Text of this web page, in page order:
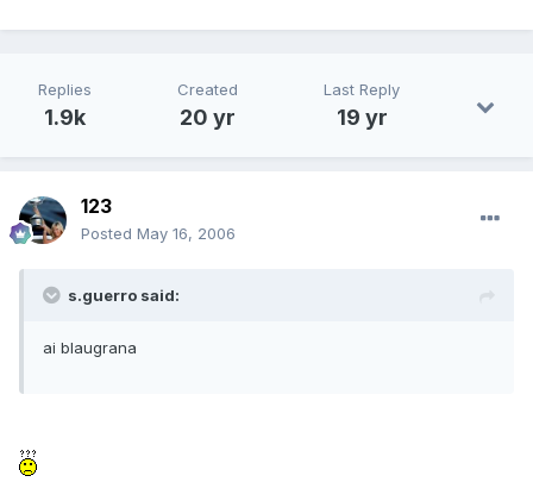
Replies
1.9k
Created
20 yr
Last Reply
19 yr
123
Posted May 16, 2006
s.guerro said:
ai blaugrana